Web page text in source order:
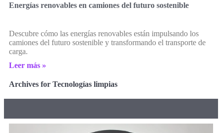
Energías renovables en camiones del futuro sostenible
Descubre cómo las energías renovables están impulsando los
camiones del futuro sostenible y transformando el transporte de
carga.
Leer más »
Archives for Tecnologías limpias